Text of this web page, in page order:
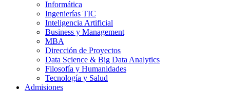
Informática
Ingenierías TIC
Inteligencia Artificial
Business y Management
MBA
Dirección de Proyectos
Data Science & Big Data Analytics
Filosofía y Humanidades
Tecnología y Salud
Admisiones